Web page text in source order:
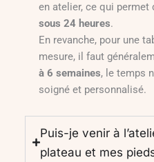
en atelier, ce qui permet
sous 24 heures.
En revanche, pour une
mesure, il faut
à 6 semaines, le temps
soigné et personnalisé.
Puis-je venir à
plateau et mes